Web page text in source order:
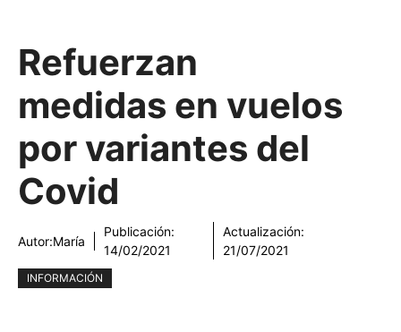
Refuerzan
medidas en vuelos
por variantes del
Covid
Autor:María
Publicación:
14/02/2021
Actualización:
21/07/2021
INFORMACIÓN